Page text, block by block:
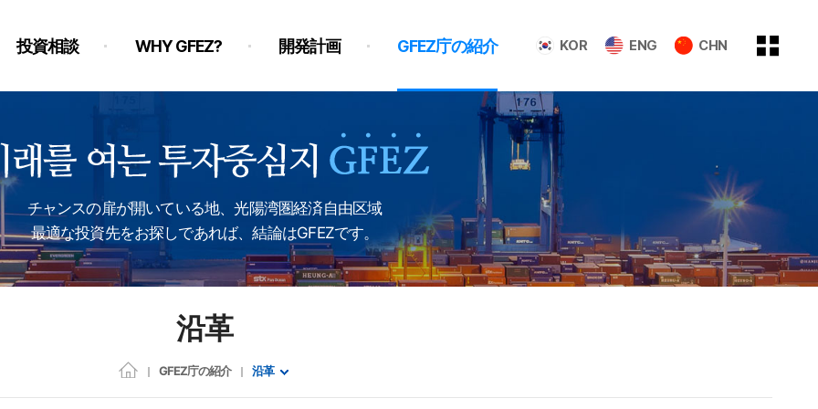
KOR ENG CHN
投資相談 WHY GFEZ? 開発計画 GFEZ庁の紹介
チャンスの扉が開いている地、光陽湾圏経済自由区域
最適な投資先をお探しであれば、結論はGFEZです。
沿革
GFEZ庁の紹介 沿革